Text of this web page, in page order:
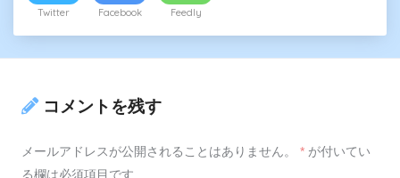
Twitter Facebook Feedly
コメントを残す
メールアドレスが公開されることはありません。 * が付いてい
る欄は必須項目です